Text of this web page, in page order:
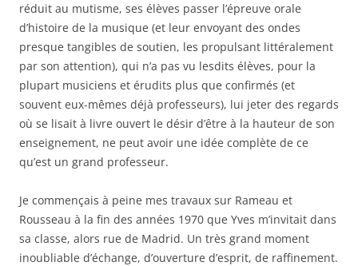
réduit au mutisme, ses élèves passer l’épreuve orale
d’histoire de la musique (et leur envoyant des ondes
presque tangibles de soutien, les propulsant littéralement
par son attention), qui n’a pas vu lesdits élèves, pour la
plupart musiciens et érudits plus que confirmés (et
souvent eux-mêmes déjà professeurs), lui jeter des regards
où se lisait à livre ouvert le désir d’être à la hauteur de son
enseignement, ne peut avoir une idée complète de ce
qu’est un grand professeur.
Je commençais à peine mes travaux sur Rameau et
Rousseau à la fin des années 1970 que Yves m’invitait dans
sa classe, alors rue de Madrid. Un très grand moment
inoubliable d’échange, d’ouverture d’esprit, de raffinement.